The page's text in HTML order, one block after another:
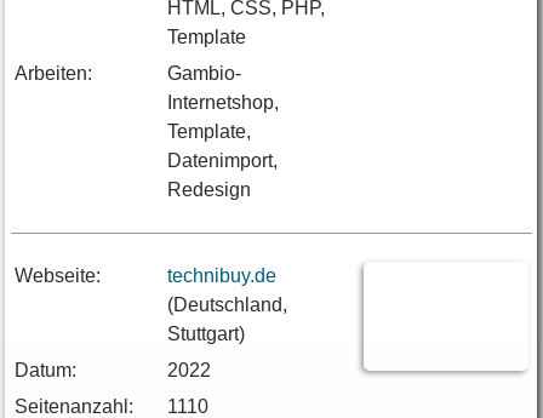
HTML, CSS, PHP,
Template
Arbeiten:
Gambio-
Internetshop,
Template,
Datenimport,
Redesign
Webseite:
technibuy.de
(Deutschland,
Stuttgart)
Datum:
2022
Seitenanzahl:
1110